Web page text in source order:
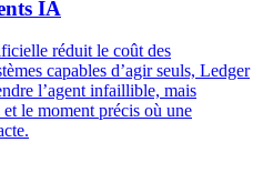
IA
réduit le coût des
capables d’agir seuls, Ledger
l’agent infaillible, mais
le moment précis où une